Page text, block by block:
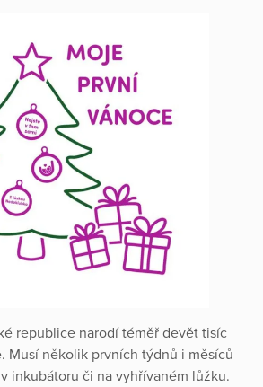
republice narodí téměř devět tisíc
Musí několik prvních týdnů i měsíců
inkubátoru či na vyhřívaném lůžku.